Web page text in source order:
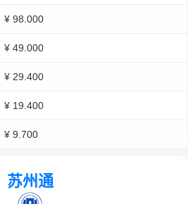
¥ 98.000
¥ 49.000
¥ 29.400
¥ 19.400
¥ 9.700
苏州通